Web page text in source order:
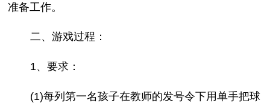
准备工作。
二、游戏过程：
1、要求：
(1)每列第一名孩子在教师的发号令下用单手把球